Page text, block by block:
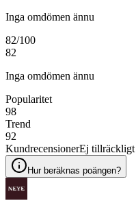
Inga omdömen ännu
82/100
82
Inga omdömen ännu
Popularitet
98
Trend
92
KundrecensionerEj tillräckligt
Hur beräknas poängen?